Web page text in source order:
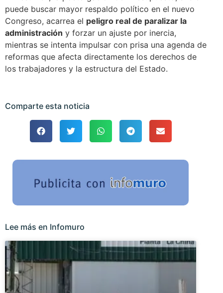
puede buscar mayor respaldo político en el nuevo
Congreso, acarrea el peligro real de paralizar la
administración y forzar un ajuste por inercia,
mientras se intenta impulsar con prisa una agenda de
reformas que afecta directamente los derechos de
los trabajadores y la estructura del Estado.
Comparte esta noticia
Lee más en Infomuro